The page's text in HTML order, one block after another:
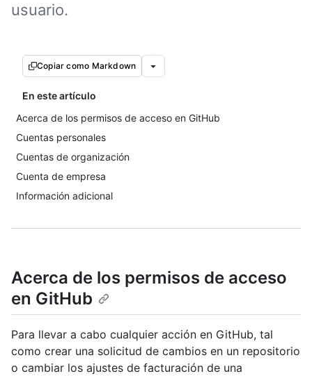
usuario.
Copiar como Markdown
En este artículo
Acerca de los permisos de acceso en GitHub
Cuentas personales
Cuentas de organización
Cuenta de empresa
Información adicional
Acerca de los permisos de acceso
en GitHub
Para llevar a cabo cualquier acción en GitHub, tal
como crear una solicitud de cambios en un repositorio
o cambiar los ajustes de facturación de una